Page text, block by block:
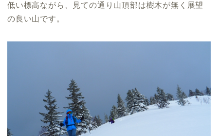
低い標高ながら、見ての通り山頂部は樹木が無く展望
の良い山です。